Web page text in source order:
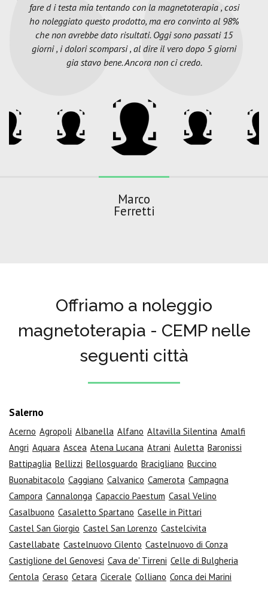
fare d i testa mia tentando con la magnetoterapia , cosi
ho noleggiato questo prodotto, ma ero convinto al 98%
che non avrebbe dato risultati. Oggi sono passati 15
giorni , i dolori scomparsi , al dire il vero dopo 5 giorni
gia stavo bene. Ancora non ci credo.
Marco
Ferretti
Offriamo a noleggio
magnetoterapia - CEMP nelle
seguenti città
Salerno
Acerno Agropoli Albanella Alfano Altavilla Silentina Amalfi
Angri Aquara Ascea Atena Lucana Atrani Auletta Baronissi
Battipaglia Bellizzi Bellosguardo Bracigliano Buccino
Buonabitacolo Caggiano Calvanico Camerota Campagna
Campora Cannalonga Capaccio Paestum Casal Velino
Casalbuono Casaletto Spartano Caselle in Pittari
Castel San Giorgio Castel San Lorenzo Castelcivita
Castellabate Castelnuovo Cilento Castelnuovo di Conza
Castiglione del Genovesi Cava de' Tirreni Celle di Bulgheria
Centola Ceraso Cetara Cicerale Colliano Conca dei Marini